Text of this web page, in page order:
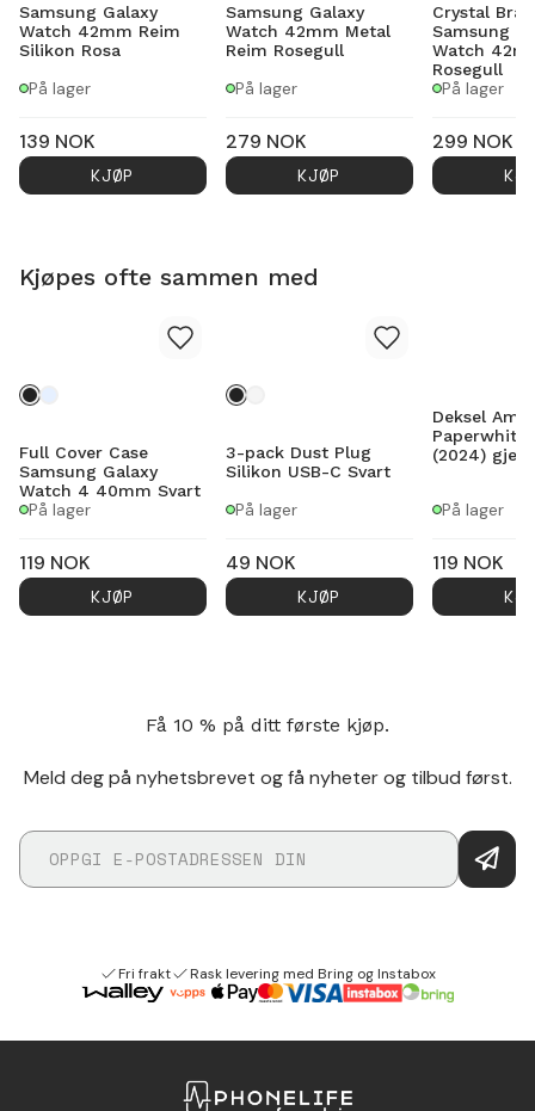
Samsung Galaxy
Watch 42mm Reim
Silikon Rosa
På lager
139 NOK
KJØP
Samsung Galaxy
Watch 42mm Metal
Reim Rosegull
På lager
279 NOK
KJØP
Crystal
Samsung
Watch
Rosegull
På lager
299 NOK
Kjøpes ofte sammen med
Full Cover Case
Samsung Galaxy
Watch 4 40mm Svart
På lager
119 NOK
KJØP
3-pack Dust Plug
Silikon USB-C Svart
På lager
49 NOK
KJØP
Deksel
Paperwhite
(2024)
På lager
119 NOK
Få 10 % på ditt første kjøp.
Meld deg på nyhetsbrevet og få nyheter og tilbud først.
Fri frakt Rask levering med Bring og Instabox